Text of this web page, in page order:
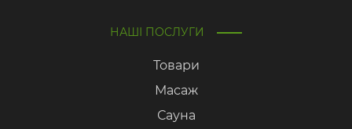
НАШІ ПОСЛУГИ
Товари
Масаж
Сауна